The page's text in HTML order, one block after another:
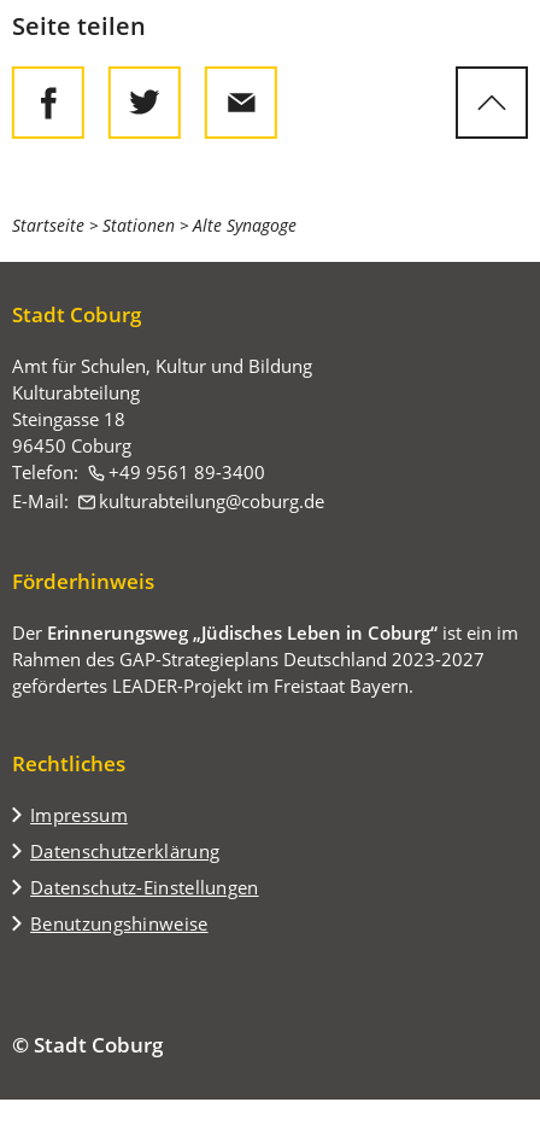
Seite teilen
Sie
befinden
sich
Startseite Stationen Alte Synagoge
Stadt Coburg
Amt für Schulen, Kultur und Bildung
Kulturabteilung
Steingasse 18
96450 Coburg
Telefon:
+49 9561 89-3400
E-Mail:
kulturabteilung coburg de
Förderhinweis
Der Erinnerungsweg „Jüdisches Leben in Coburg“ ist ein im
Rahmen des GAP-Strategieplans Deutschland 2023-2027
gefördertes LEADER-Projekt im Freistaat Bayern.
Rechtliches
Impressum
Datenschutzerklärung
Datenschutz-Einstellungen
Benutzungshinweise
© Stadt Coburg